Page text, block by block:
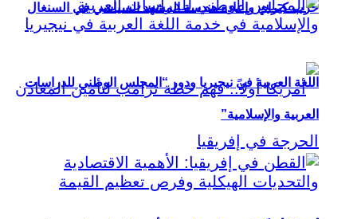
حزب كيراي وإعادة هندسة المشهد السياسي في السنغال
اللغة العربية في نيجيريا ودور “المجلس الوطني للدراسات
العربية والإسلامية”